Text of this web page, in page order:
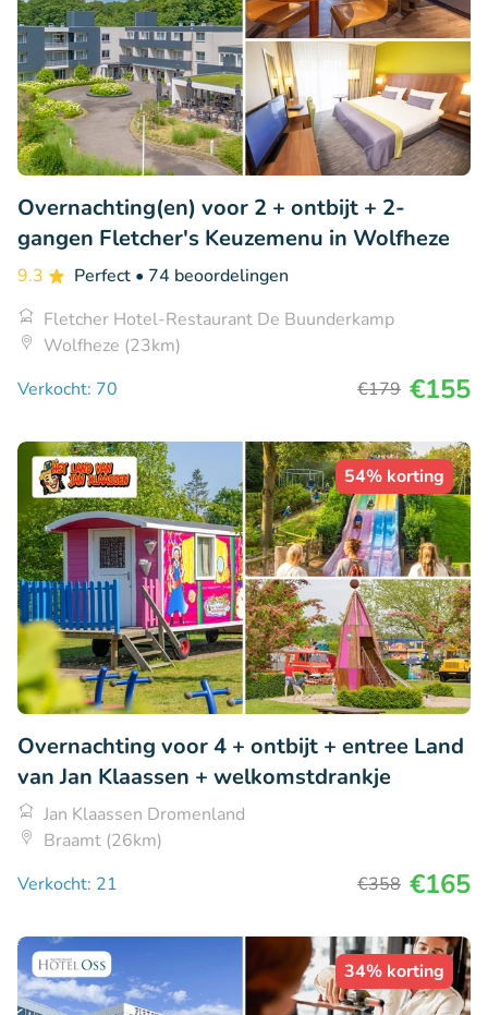
Overnachting(en) voor 2 + ontbijt + 2-
gangen Fletcher's Keuzemenu in Wolfheze
9.3 Perfect • 74 beoordelingen
Fletcher Hotel-Restaurant De Buunderkamp
Wolfheze (23km)
Verkocht: 70
€179 €155
54% korting
Overnachting voor 4 + ontbijt + entree Land
van Jan Klaassen + welkomstdrankje
Jan Klaassen Dromenland
Braamt (26km)
Verkocht: 21
€358 €165
34% korting